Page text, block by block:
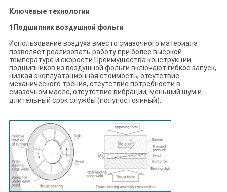
Ключевые технологии
1Подшипник воздушной фольги
Использование воздуха вместо смазочного материала
позволяет реализовать работу при более высокой
температуре и скорости.Преимущества конструкции
подшипников из воздушной фольги включают гибкое запуск,
низкая эксплуатационная стоимость, отсутствие
механического трения, отсутствие потребности в
смазочном масле, отсутствие вибрации, меньший шум и
длительный срок службы (полупостоянный).